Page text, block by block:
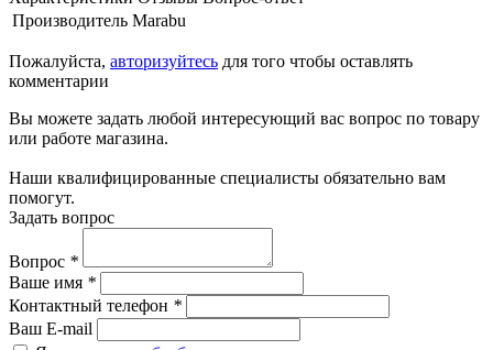
Производитель Marabu
Пожалуйста, авторизуйтесь для того чтобы оставлять
комментарии
Вы можете задать любой интересующий вас вопрос по товару
или работе магазина.
Наши квалифицированные специалисты обязательно вам
помогут.
Задать вопрос
Вопрос *
Ваше имя *
Контактный телефон *
Ваш E-mail